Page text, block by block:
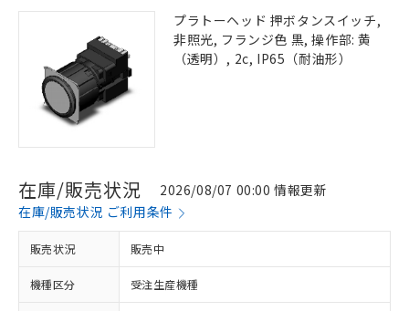
プラトーヘッド 押ボタンスイッチ,
非照光, フランジ色 黒, 操作部: 黄
（透明）, 2c, IP65（耐油形）
在庫/販売状況
2026/08/07 00:00 情報更新
在庫/販売状況 ご利用条件
販売状況 販売中
機種区分 受注生産機種